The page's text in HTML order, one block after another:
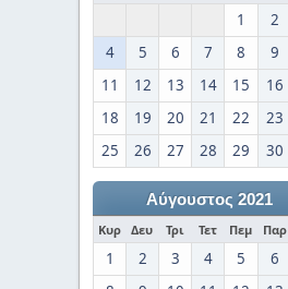
1 2
4
5 6 7 8 9
11
12 13 14 15 16
18
19 20 21 22 23
25
26 27 28 29 30
Αύγουστος 2021
Κυρ Δευ Τρι Τετ Πεμ Παρ
1 2 3 4 5 6